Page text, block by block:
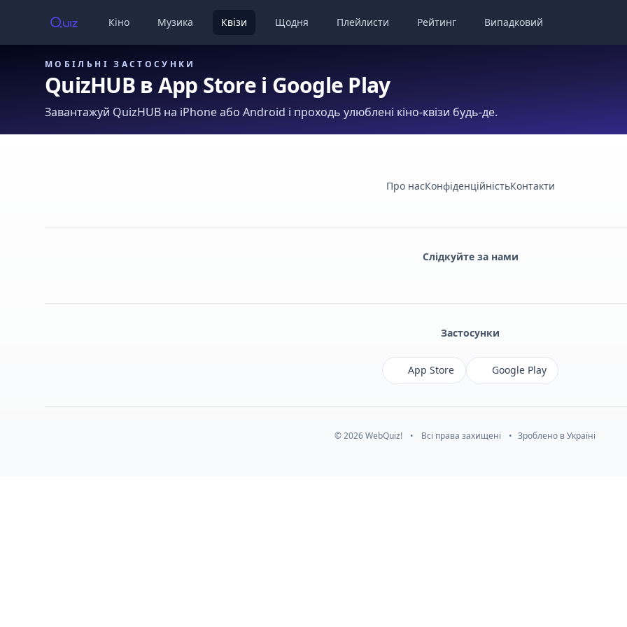
Кіно Музика Квізи Щодня Плейлисти Рейтинг Випадковий
МОБІЛЬНІ ЗАСТОСУНКИ
QuizHUB в App Store і Google Play
Завантажуй QuizHUB на iPhone або Android і проходь улюблені кіно-квізи будь-де.
Про насКонфіденційністьКонтакти
Слідкуйте за нами
Застосунки
App Store Google Play
© 2026 WebQuiz! • Всі права захищені • Зроблено в Україні